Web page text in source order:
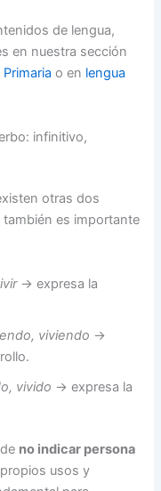
de lengua,
en nuestra sección
o en lengua
infinitivo,
otras dos
es importante
→ expresa la
viviendo →
vivido → expresa la
no indicar persona
usos y